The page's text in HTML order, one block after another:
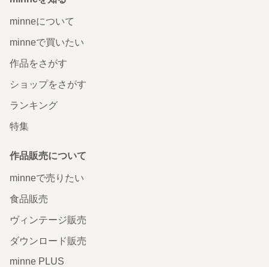
minneについて
minneで買いたい
作品をさがす
ショップをさがす
ランキング
特集
作品販売について
minneで売りたい
食品販売
ヴィンテージ販売
ダウンロード販売
minne PLUS